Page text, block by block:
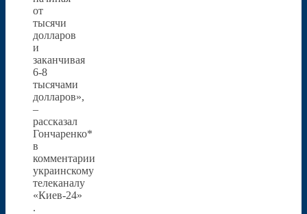
от
тысячи
долларов
и
заканчивая
6-8
тысячами
долларов»,
–
рассказал
Гончаренко*
в
комментарии
украинскому
телеканалу
«Киев-24»
.